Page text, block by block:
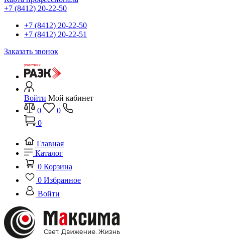
+7 (8412) 20-22-50
+7 (8412) 20-22-50
+7 (8412) 20-22-51
Заказать звонок
Войти Мой кабинет
0
0
0
Главная
Каталог
0 Корзина
0 Избранное
Войти